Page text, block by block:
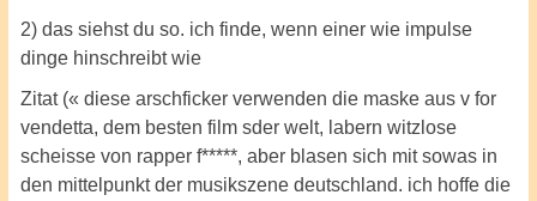
2) das siehst du so. ich finde, wenn einer wie impulse
dinge hinschreibt wie
Zitat (« diese arschficker verwenden die maske aus v for
vendetta, dem besten film sder welt, labern witzlose
scheisse von rapper f*****, aber blasen sich mit sowas in
den mittelpunkt der musikszene deutschland. ich hoffe die